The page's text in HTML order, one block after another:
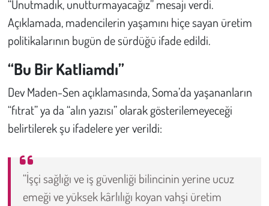
“Unutmadık, unutturmayacağız” mesajı verdi.
Açıklamada, madencilerin yaşamını hiçe sayan üretim
politikalarının bugün de sürdüğü ifade edildi.
“Bu Bir Katliamdı”
Dev Maden-Sen açıklamasında, Soma’da yaşananların
“fıtrat” ya da “alın yazısı” olarak gösterilemeyeceği
belirtilerek şu ifadelere yer verildi:
“İşçi sağlığı ve iş güvenliği bilincinin yerine ucuz
emeği ve yüksek kârlılığı koyan vahşi üretim
Son Dakika
Eğlence